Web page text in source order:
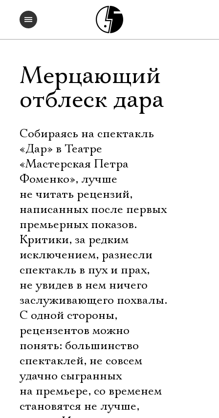
Мерцающий
отблеск дара
Собираясь на спектакль
«Дар» в Театре
«Мастерская Петра
Фоменко», лучше
не читать рецензий,
написанных после первых
премьерных показов.
Критики, за редким
исключением, разнесли
спектакль в пух и прах,
не увидев в нем ничего
заслуживающего похвалы.
С одной стороны,
рецензентов можно
понять: большинство
спектаклей, не совсем
удачно сыгранных
на премьере, со временем
становятся не лучше,